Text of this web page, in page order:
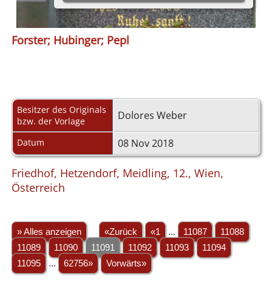
Forster; Hubinger; Pepl
Besitzer des Originals
bzw. der Vorlage
Dolores Weber
Datum 08 Nov 2018
Friedhof, Hetzendorf, Meidling, 12., Wien,
Österreich
» Alles anzeigen «Zurück «1 ... 11087
11088
11089
11090 11091 11092 11093
11094
11095
... 62756» Vorwärts»